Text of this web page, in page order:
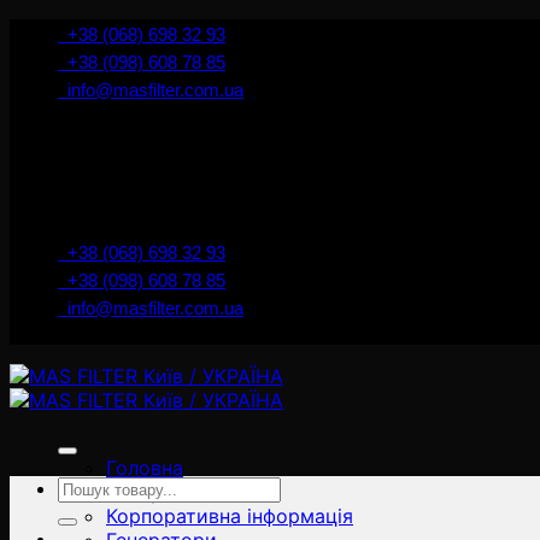
İçeriğe+38 (068) 698 32 93
+38 (098) 608 78 85
info@masfilter.com.ua
+38 (068) 698 32 93
+38 (098) 608 78 85
info@masfilter.com.ua
Головна
Товари
Корпоративна інформація
Ara: